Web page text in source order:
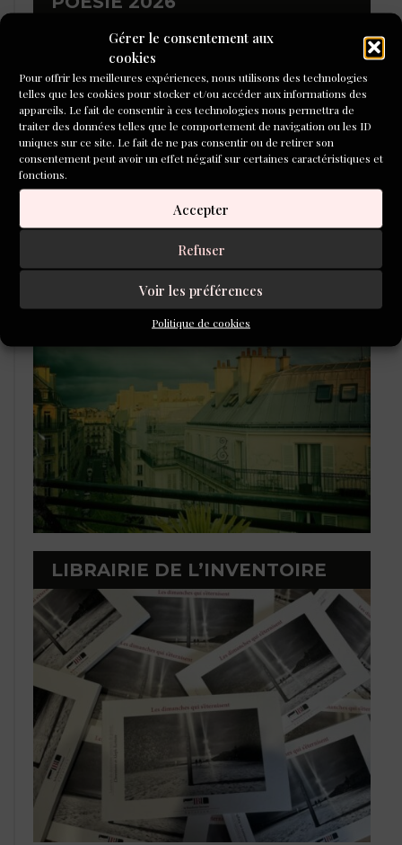
Gérer le consentement aux
cookies
Pour offrir les meilleures expériences, nous utilisons des technologies
telles que les cookies pour stocker et/ou accéder aux informations des
appareils. Le fait de consentir à ces technologies nous permettra de
traiter des données telles que le comportement de navigation ou les ID
uniques sur ce site. Le fait de ne pas consentir ou de retirer son
consentement peut avoir un effet négatif sur certaines caractéristiques et
fonctions.
Accepter
Refuser
Voir les préférences
Politique de cookies
L'ÉCOLE DU ROMAN D'ALEPH-
ÉCRITURE
LIBRAIRIE DE L’INVENTOIRE